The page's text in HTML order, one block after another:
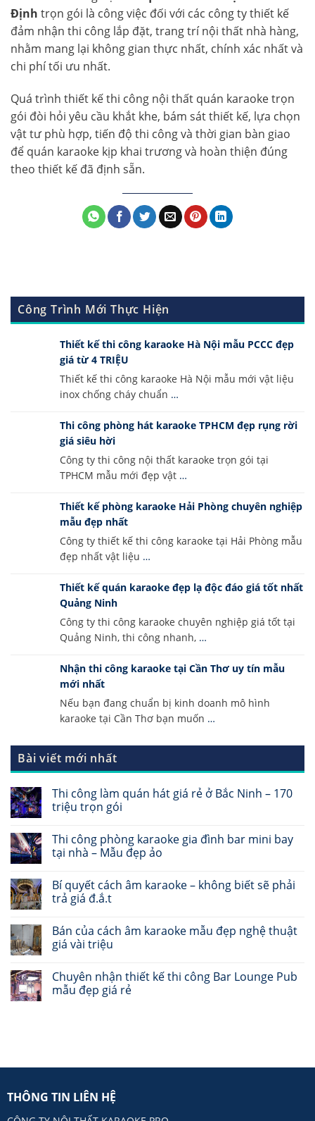
Định trọn gói là công việc đối với các công ty thiết kế
đảm nhận thi công lắp đặt, trang trí nội thất nhà hàng,
nhằm mang lại không gian thực nhất, chính xác nhất và
chi phí tối ưu nhất.
Quá trình thiết kế thi công nội thất quán karaoke trọn
gói đòi hỏi yêu cầu khắt khe, bám sát thiết kế, lựa chọn
vật tư phù hợp, tiến độ thi công và thời gian bàn giao
để quán karaoke kịp khai trương và hoàn thiện đúng
theo thiết kế đã định sẵn.
Công Trình Mới Thực Hiện
Thiết kế thi công karaoke Hà Nội mẫu PCCC đẹp
giá từ 4 TRIỆU
Thiết kế thi công karaoke Hà Nội mẫu mới vật liệu
inox chống cháy chuẩn …
Thi công phòng hát karaoke TPHCM đẹp rụng rời
giá siêu hời
Công ty thi công nội thất karaoke trọn gói tại
TPHCM mẫu mới đẹp vật …
Thiết kế phòng karaoke Hải Phòng chuyên nghiệp
mẫu đẹp nhất
Công ty thiết kế thi công karaoke tại Hải Phòng mẫu
đẹp nhất vật liệu …
Thiết kế quán karaoke đẹp lạ độc đáo giá tốt nhất
Quảng Ninh
Công ty thi công karaoke chuyên nghiệp giá tốt tại
Quảng Ninh, thi công nhanh, …
Nhận thi công karaoke tại Cần Thơ uy tín mẫu
mới nhất
Nếu bạn đang chuẩn bị kinh doanh mô hình
karaoke tại Cần Thơ bạn muốn …
Bài viết mới nhất
Thi công làm quán hát giá rẻ ở Bắc Ninh – 170
triệu trọn gói
Thi công phòng karaoke gia đình bar mini bay
tại nhà – Mẫu đẹp ảo
Bí quyết cách âm karaoke – không biết sẽ phải
trả giá đ.ắ.t
Bán của cách âm karaoke mẫu đẹp nghệ thuật
giá vài triệu
Chuyên nhận thiết kế thi công Bar Lounge Pub
mẫu đẹp giá rẻ
THÔNG TIN LIÊN HỆ